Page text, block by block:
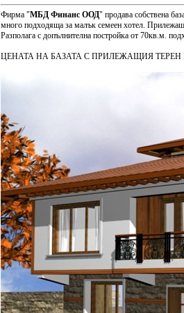
Фирма "МБД Финанс ООД" продава собствена
много подходяща за малък семеен хотел.
Разполага с допълнителна постройка от 70кв.м.
ЦЕНАТА НА БАЗАТА С ПРИЛЕЖАЩИЯ ТЕРЕН Е